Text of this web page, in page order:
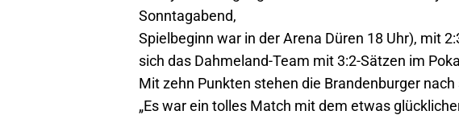
Sonntagabend,
Spielbeginn war in der Arena Düren 18 Uhr), mit
sich das Dahmeland-Team mit 3:2-Sätzen im
Mit zehn Punkten stehen die Brandenburger
„Es war ein tolles Match mit dem etwas